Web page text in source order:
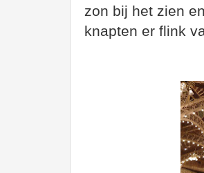
zon bij het zien
knapten er flink